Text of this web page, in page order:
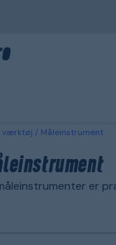
værktøj Måleinstrument
er